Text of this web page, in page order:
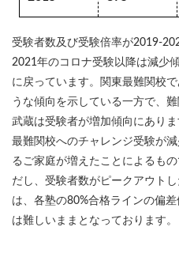
受験者数及び受験倍率が2019-
2021年のコロナ受験以降は減少
に戻っています。関東最難関校
うな傾向を示している一方で、
武蔵は受験者が増加傾向にあり
最難関校へのチャレンジ受験が
るご家庭が増えたことによるも
だし、受験者数がピークアウト
は、各塾の80%合格ラインの偏
は難しいままとなっております。